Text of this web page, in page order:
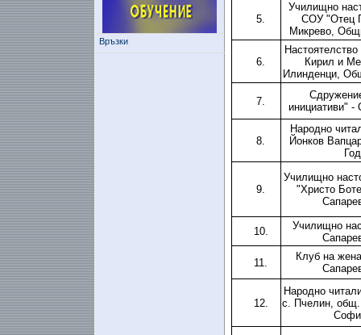
Връзки
5.
Училищно
СОУ "Отец
Микрево,
6.
Кирил и
Илинденци,
7.
инициативи" -
8.
Народно
Йонков
9.
Училищно
"Христо
10.
Училищно
11.
Клуб на
12.
Народно
с. Пчелин, общ.